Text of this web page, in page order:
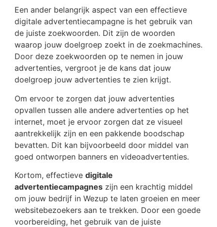
Een ander belangrijk aspect van een effectieve
digitale advertentiecampagne is het gebruik van
de juiste zoekwoorden. Dit zijn de woorden
waarop jouw doelgroep zoekt in de zoekmachines.
Door deze zoekwoorden op te nemen in jouw
advertenties, vergroot je de kans dat jouw
doelgroep jouw advertenties te zien krijgt.
Om ervoor te zorgen dat jouw advertenties
opvallen tussen alle andere advertenties op het
internet, moet je ervoor zorgen dat ze visueel
aantrekkelijk zijn en een pakkende boodschap
bevatten. Dit kan bijvoorbeeld door middel van
goed ontworpen banners en videoadvertenties.
Kortom, effectieve digitale
advertentiecampagnes zijn een krachtig middel
om jouw bedrijf in Wezup te laten groeien en meer
websitebezoekers aan te trekken. Door een goede
voorbereiding, het gebruik van de juiste